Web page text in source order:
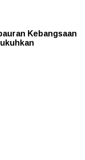
Kebangsaan